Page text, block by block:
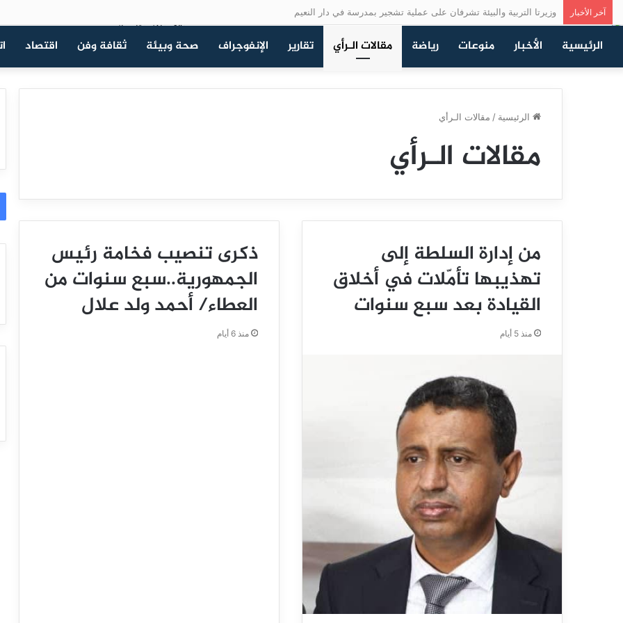
آخر الأخبار وزيرتا التربية والبيئة تشرفان على عملية تشجير بمدرسة في دار النعيم
الرئيسية الأخبار منوعات رياضة مقالات الـرأي تقارير الإنفوجراف صحة وبيئة ثقافة وفن اقتصاد
الرئيسية / مقالات الـرأي
مقالات الـرأي
من إدارة السلطة إلى
تهذيبها تأمّلات في أخلاق
القيادة بعد سبع سنوات
منذ 5 أيام
ذكرى تنصيب فخامة رئيس
الجمهورية..سبع سنوات من
العطاء/ أحمد ولد علال
منذ 6 أيام